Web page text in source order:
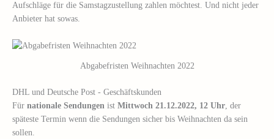
Aufschläge für die Samstagzustellung zahlen möchtest. Und nicht jeder
Anbieter hat sowas.
Abgabefristen Weihnachten 2022
DHL und Deutsche Post - Geschäftskunden
Für nationale Sendungen ist Mittwoch 21.12.2022, 12 Uhr , der
späteste Termin wenn die Sendungen sicher bis Weihnachten da sein
sollen.